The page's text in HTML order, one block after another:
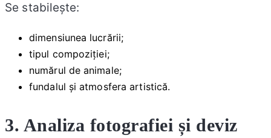
Se stabilește:
dimensiunea lucrării;
tipul compoziției;
numărul de animale;
fundalul și atmosfera artistică.
3. Analiza fotografiei și deviz